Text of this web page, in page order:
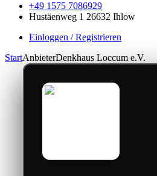
+49 1575 7086929
Hustäenweg 1 26632 Ihlow
Einloggen / Registrieren
StartAnbieterDenkhaus Loccum e.V.